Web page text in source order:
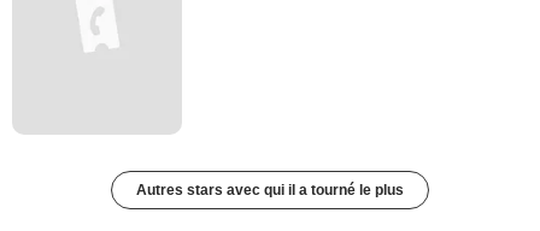
Autres stars avec qui il a tourné le plus